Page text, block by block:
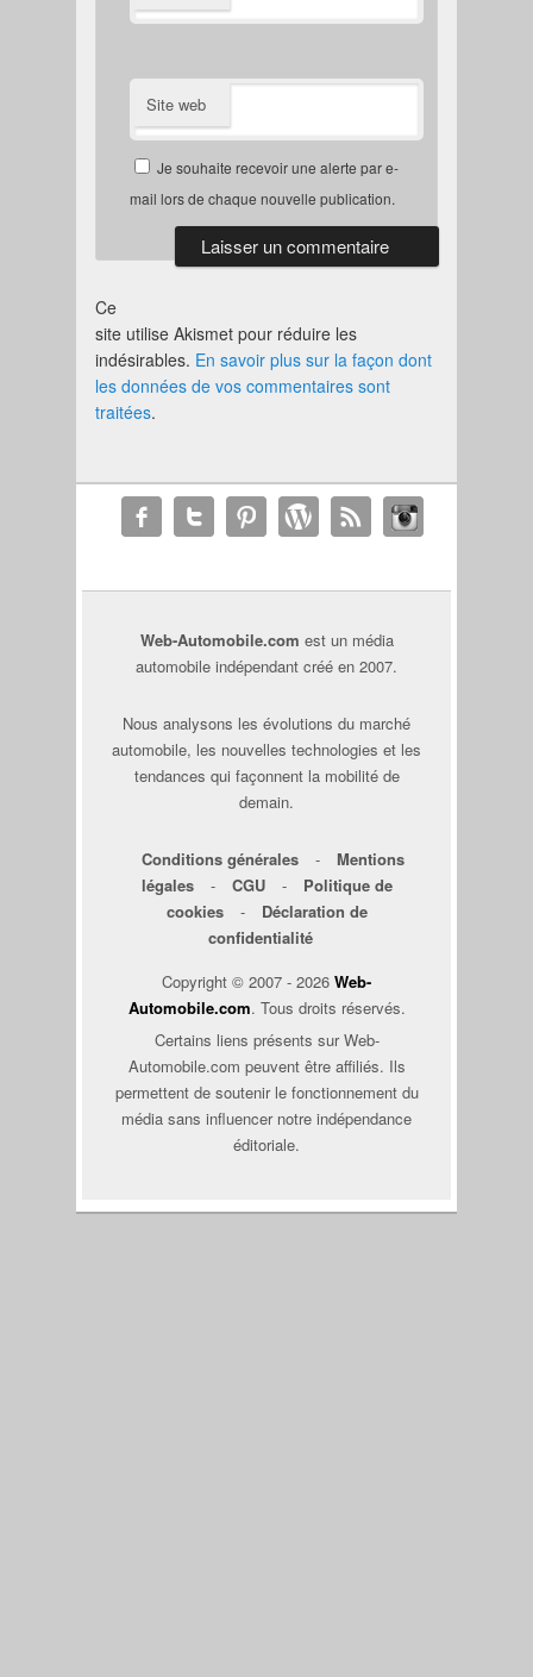
Site web
Je souhaite recevoir une alerte par e-
mail lors de chaque nouvelle publication.
Ce
site utilise Akismet pour réduire les
indésirables. En savoir plus sur la façon dont
les données de vos commentaires sont
traitées.
Web-Automobile.com est un média
automobile indépendant créé en 2007.
Nous analysons les évolutions du marché
automobile, les nouvelles technologies et les
tendances qui façonnent la mobilité de
demain.
Conditions générales -
Mentions
légales
- CGU -
Politique de
cookies
-
Déclaration de
confidentialité
Copyright © 2007 - 2026 Web-
Automobile.com. Tous droits réservés.
Certains liens présents sur Web-
Automobile.com peuvent être affiliés. Ils
permettent de soutenir le fonctionnement du
média sans influencer notre indépendance
éditoriale.